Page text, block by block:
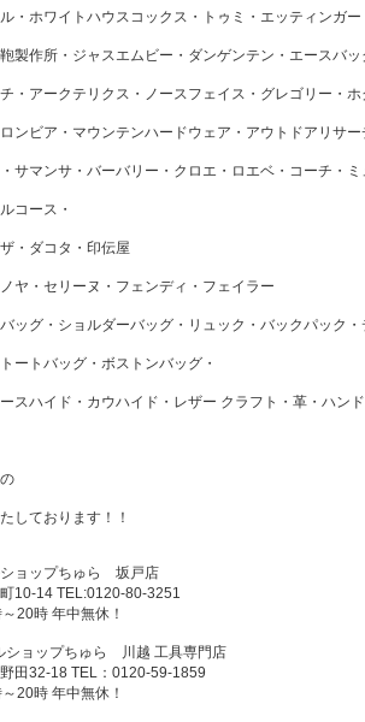
ル・ホワイトハウスコックス・トゥミ・エッティンガ
製作所・ジャスエムビー・ダンゲンテン・エースバッ
・アークテリクス・ノースフェイス・グレゴリー・
ンビア・マウンテンハードウェア・アウトドアリサ
サマンサ・バーバリー・クロエ・ロエベ・コーチ・
コース・
・ダコタ・印伝屋
ヤ・セリーヌ・フェンディ・フェイラー
ッグ・ショルダーバッグ・リュック・バックパック
ートバッグ・ボストンバッグ・
スハイド・カウハイド・レザー クラフト・革・ハン
しております！！
ョップちゅら 坂戸店
10-14 TEL:0120-80-3251
20時 年中無休！
ショップちゅら 川越 工具専門店
田32-18 TEL：0120-59-1859
20時 年中無休！